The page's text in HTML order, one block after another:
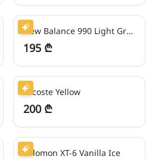
48₾/თვეში
New Balance 990 Light Gray/Gray Mesh
195 ₾
50₾/თვეში
Lacoste Yellow
200 ₾
50₾/თვეში
Salomon XT-6 Vanilla Ice